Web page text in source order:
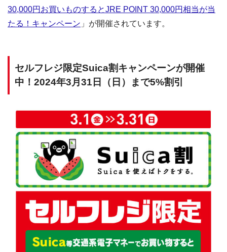
30,000円お買いものするとJRE POINT 30,000円相当が当
たる！キャンペーン 」が開催されています。
セルフレジ限定Suica割キャンペーンが開催
中！2024年3月31日（日）まで5%割引